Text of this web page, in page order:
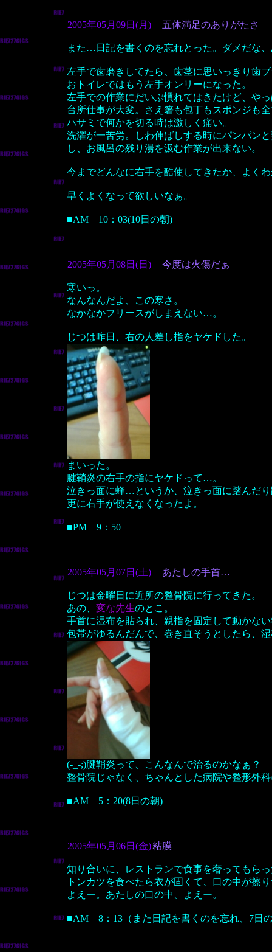
2005年05月09日(月) 五体満足のありがたさ
また…日記を書くのを忘れとった。ダメだな
左手で歯磨きしてたら、歯茎に思いっきり歯
おトイレではもう左手オンリーになった。
左手での作業にだいぶ慣れてはきたけど、や
台所仕事が大変。さえ箸も包丁もスポンジも
ハサミで何かを切る時は激しく痛い。
洗濯が一苦労。しわ伸ばしする時にパンパン
し、お風呂の残り湯を汲む作業が出来ない。
今までどんなに右手を酷使してきたか、よく
早くよくなって欲しいなぁ。
■AM 10：03(10日の朝)
2005年05月08日(日) 今度は火傷だぁ
寒いっ。
なんなんだよ、この寒さ。
なかなかフリースがしまえない…。
じつは昨日、右の人差し指をヤケドした。
まいった。
腱鞘炎の右手の指にヤケドって…。
泣きっ面に蜂…というか、泣きっ面に踏んだ
更に右手が使えなくなったよ。
■PM 9：50
2005年05月07日(土) あたしの手首…
じつは金曜日に近所の整骨院に行ってきた。
あの、 変な先生のとこ。
手首に湿布を貼られ、親指を固定して動かな
包帯がゆるんだんで、巻き直そうとしたら、
(-_-;)腱鞘炎って、こんなんで治るのかなぁ？
整骨院じゃなく、ちゃんとした病院や整形外
■AM 5：20(8日の朝)
2005年05月06日(金)粘膜
知り合いに、レストランで食事を奢ってもら
トンカツを食べたら衣が固くて、口の中が擦
よえー。あたしの口の中、よえー。
■AM 8：13（また日記を書くのを忘れ、7日